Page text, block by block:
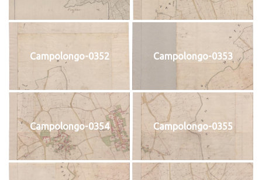
Campolongo-0352 Campolongo-0353
Campolongo-0354 Campolongo-0355